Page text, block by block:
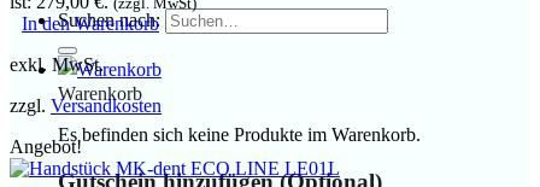
Suchen nach:
Warenkorb
Es befinden sich keine Produkte im Warenkorb.
Gutschein hinzufügen(Optional)
In den Warenkorb
exkl. MwSt.
zzgl. Versandkosten
Angebot!